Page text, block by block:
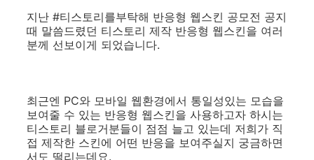
지난 #티스토리를부탁해 반응형 웹스킨 공모전 공지
때 말씀드렸던 티스토리 제작 반응형 웹스킨을 여러
분께 선보이게 되었습니다.
최근엔 PC와 모바일 웹환경에서 통일성있는 모습을
보여줄 수 있는 반응형 웹스킨을 사용하고자 하시는
티스토리 블로거분들이 점점 늘고 있는데 저희가 직
접 제작한 스킨에 어떤 반응을 보여주실지 궁금하면
서도 떨리는데요.